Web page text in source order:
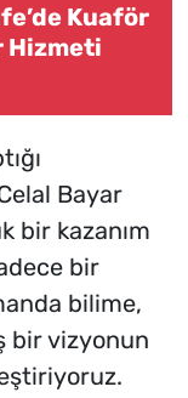
Kuaför
Hizmeti
Bayar
bir kazanım
bir
bilime,
bir vizyonun